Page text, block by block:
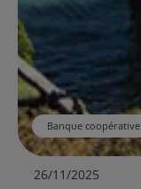
Banque coopérative
26/11/2025